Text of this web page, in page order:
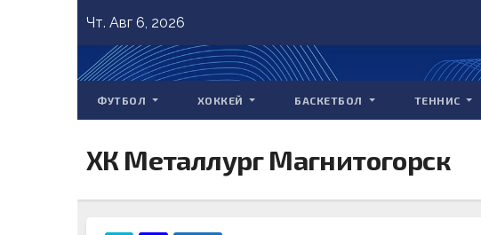
content
Чт. Авг 6, 2026
ФУТБОЛ ХОККЕЙ БАСКЕТБОЛ ТЕННИС
ХК Металлург Магнитогорск